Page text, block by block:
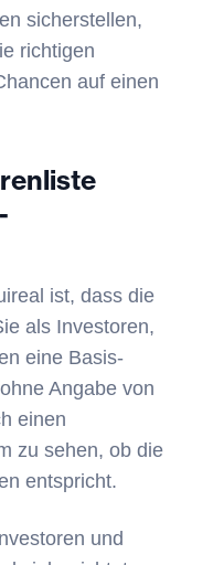
sicherstellen,
richtigen
auf einen
ist, dass die
als Investoren,
eine Basis-
Angabe von
einen
zu sehen, ob die
entspricht.
und